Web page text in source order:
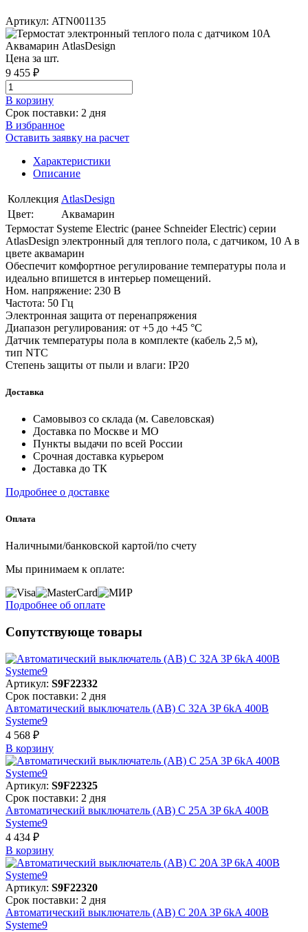
Артикул: ATN001135
Цена за шт.
9 455 ₽
В корзинy
Срок поставки: 2 дня
В избранное
Оставить заявку на расчет
Характеристики
Описание
Коллекция AtlasDesign
Цвет:
Аквамарин
Термостат Systeme Electric (ранее Schneider Electric) серии
AtlasDesign электронный для теплого пола, с датчиком, 10 A в
цвете аквамарин
Обеспечит комфортное регулирование температуры пола и
идеально впишется в интерьер помещений.
Ном. напряжение: 230 В
Частота: 50 Гц
Электронная защита от перенапряжения
Диапазон регулирования: от +5 до +45 °С
Датчик температуры пола в комплекте (кабель 2,5 м),
тип NTC
Степень защиты от пыли и влаги: IP20
Доставка
Самовывоз со склада (м. Савеловская)
Доставка по Москве и МО
Пункты выдачи по всей России
Срочная доставка курьером
Доставка до ТК
Подробнее о доставке
Оплата
Наличными/банковской картой/по счету
Мы принимаем к оплате:
Подробнее об оплате
Сопутствующе товары
Артикул: S9F22332
Срок поставки: 2 дня
Автоматический выключатель (АВ) C 32A 3P 6kA 400В
Systeme9
4 568 ₽
В корзинy
Артикул: S9F22325
Срок поставки: 2 дня
Автоматический выключатель (АВ) C 25A 3P 6kA 400В
Systeme9
4 434 ₽
В корзинy
Артикул: S9F22320
Срок поставки: 2 дня
Автоматический выключатель (АВ) C 20A 3P 6kA 400В
Systeme9